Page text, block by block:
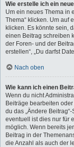
Wie erstelle ich ein
Um ein neues Thema in
Thema“ klicken. Um auf
klicken. Es könnte sein,
einen Beitrag schreiben
der Foren- und der
erstellen“, „Du darfst
Nach oben
Wie kann ich einen
Wenn du nicht
Beiträge bearbeiten
du das „Ändere
eventuell ist dies nur für
möglich. Wenn bereits
Beitrag in der
die Anzahl als auch der